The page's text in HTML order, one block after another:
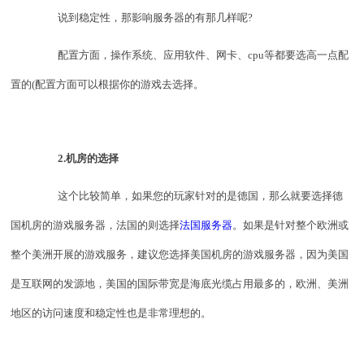
说到稳定性，那影响服务器的有那几样呢?
配置方面，操作系统、应用软件、网卡、cpu等都要选高一点配
置的(配置方面可以根据你的游戏去选择。
2.机房的选择
这个比较简单，如果您的玩家针对的是德国，那么就要选择德
国机房的游戏服务器，法国的则选择法国服务器。如果是针对整个欧洲或
整个美洲开展的游戏服务，建议您选择美国机房的游戏服务器，因为美国
是互联网的发源地，美国的国际带宽是海底光缆占用最多的，欧洲、美洲
地区的访问速度和稳定性也是非常理想的。